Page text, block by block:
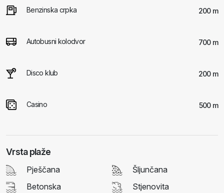
Benzinska crpka 200 m
Autobusni kolodvor 700 m
Disco klub 200 m
Casino 500 m
Vrsta plaže
Pješčana
Šljunčana
Betonska
Stjenovita